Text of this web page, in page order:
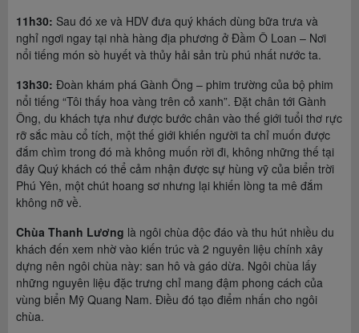
11h30: Sau đó xe và HDV đưa quý khách dùng bữa trưa và
nghỉ ngơi ngay tại nhà hàng địa phương ở Đầm Ô Loan – Nơi
nổi tiếng món sò huyết và thủy hải sản trù phú nhất nước ta.
13h30: Đoàn khám phá Gành Ông – phim trường của bộ phim
nổi tiếng “Tôi thấy hoa vàng trên cỏ xanh”. Đặt chân tới Gành
Ông, du khách tựa như được bước chân vào thế giới tuổi thơ rực
rỡ sắc màu cổ tích, một thế giới khiến người ta chỉ muốn được
đắm chìm trong đó mà không muốn rời đi, không những thế tại
đây Quý khách có thể cảm nhận được sự hùng vỹ của biển trời
Phú Yên, một chút hoang sơ nhưng lại khiến lòng ta mê đắm
không nỡ về.
Chùa Thanh Lương là ngôi chùa độc đáo và thu hút nhiều du
khách đến xem nhờ vào kiến trúc và 2 nguyên liệu chính xây
dựng nên ngôi chùa này: san hô và gáo dừa. Ngôi chùa lấy
những nguyên liệu đặc trưng chỉ mang đậm phong cách của
vùng biển Mỹ Quang Nam. Điều đó tạo điểm nhấn cho ngôi
chùa.